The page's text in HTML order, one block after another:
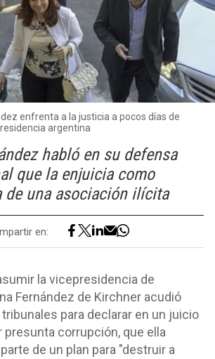
enfrenta a la justicia a pocos días de
argentina
habló en su defensa
que la enjuicia como
de una asociación ilícita
en:
la vicepresidencia de
Fernández de Kirchner acudió
para declarar en un juicio
presunta corrupción, que ella
de un plan para "destruir a